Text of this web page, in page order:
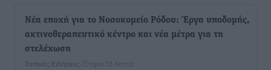
Νέα εποχή για το Νοσοκομείο Ρόδου: Έργα υποδομής,
ακτινοθεραπευτικό κέντρο και νέα μέτρα για τη
στελέχωση
Τοπικές Ειδήσεις πριν 13 λεπτά